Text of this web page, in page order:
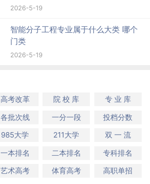
2026-5-19
智能分子工程专业属于什么大类 哪个
门类
2026-5-19
高考改革 院 校 库
专 业 库
各批次线 一分一段
投档分数
985大学 211大学
双 一 流
一本排名 二本排名
专科排名
艺术高考 体育高考 高职单招